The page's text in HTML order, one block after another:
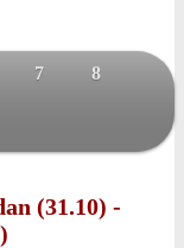
7 8
(31.10) -